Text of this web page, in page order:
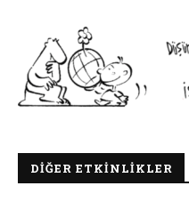
DIĞER ETKINLIKLER